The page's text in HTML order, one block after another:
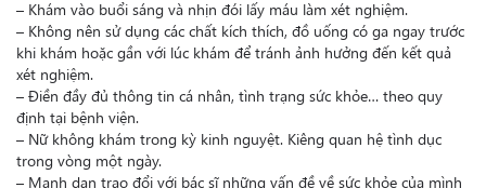
– Khám vào buổi sáng và nhịn đói lấy máu làm xét nghiệm.
– Không nên sử dụng các chất kích thích, đồ uống có ga ngay trước
khi khám hoặc gần với lúc khám để tránh ảnh hưởng đến kết quả
xét nghiệm.
– Điền đầy đủ thông tin cá nhân, tình trạng sức khỏe… theo quy
định tại bệnh viện.
– Nữ không khám trong kỳ kinh nguyệt. Kiêng quan hệ tình dục
trong vòng một ngày.
– Mạnh dạn trao đổi với bác sĩ những vấn đề về sức khỏe của mình